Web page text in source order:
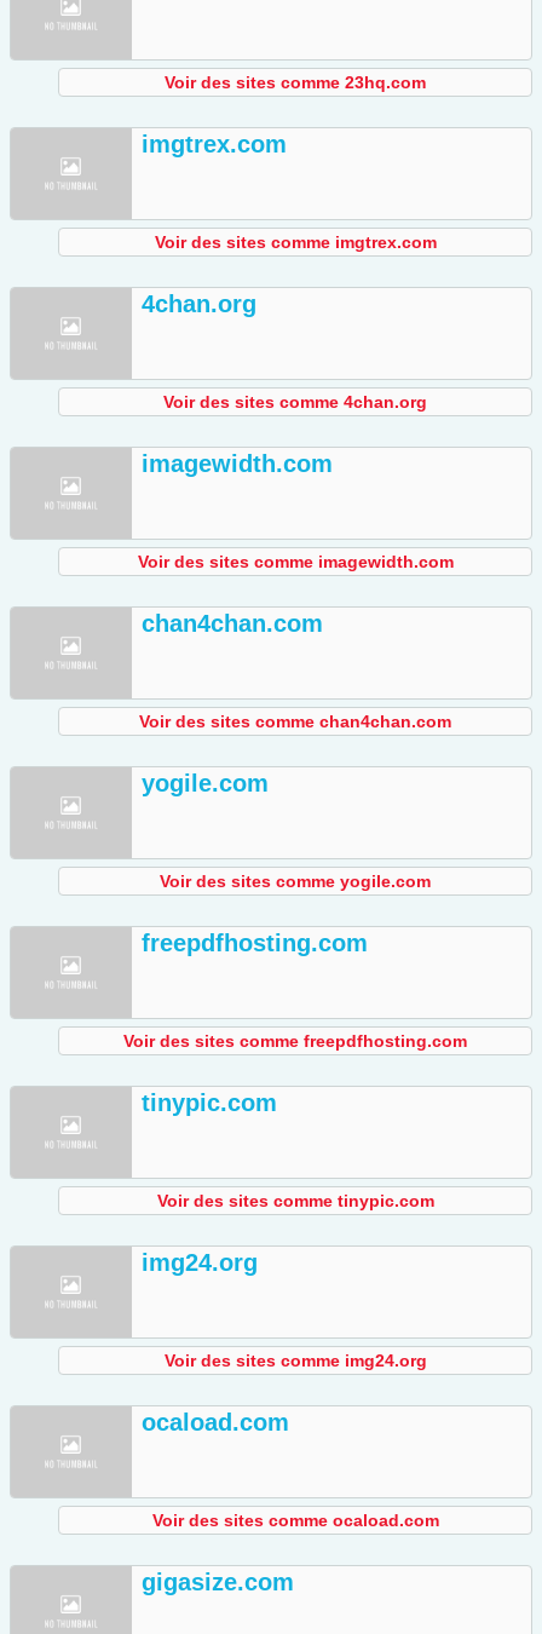
Voir des sites comme 23hq.com
imgtrex.com
Voir des sites comme imgtrex.com
4chan.org
Voir des sites comme 4chan.org
imagewidth.com
Voir des sites comme imagewidth.com
chan4chan.com
Voir des sites comme chan4chan.com
yogile.com
Voir des sites comme yogile.com
freepdfhosting.com
Voir des sites comme freepdfhosting.com
tinypic.com
Voir des sites comme tinypic.com
img24.org
Voir des sites comme img24.org
ocaload.com
Voir des sites comme ocaload.com
gigasize.com